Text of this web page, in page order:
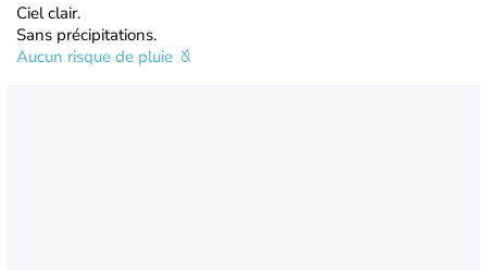
Ciel clair.
Sans précipitations.
Aucun risque de pluie